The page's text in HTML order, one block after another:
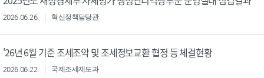
2026.06.26. 혁신정책담당관
'26년 6월 기준 조세조약 및 조세정보교환 협정 등 체결현황
2026.06.22. 국제조세제도과